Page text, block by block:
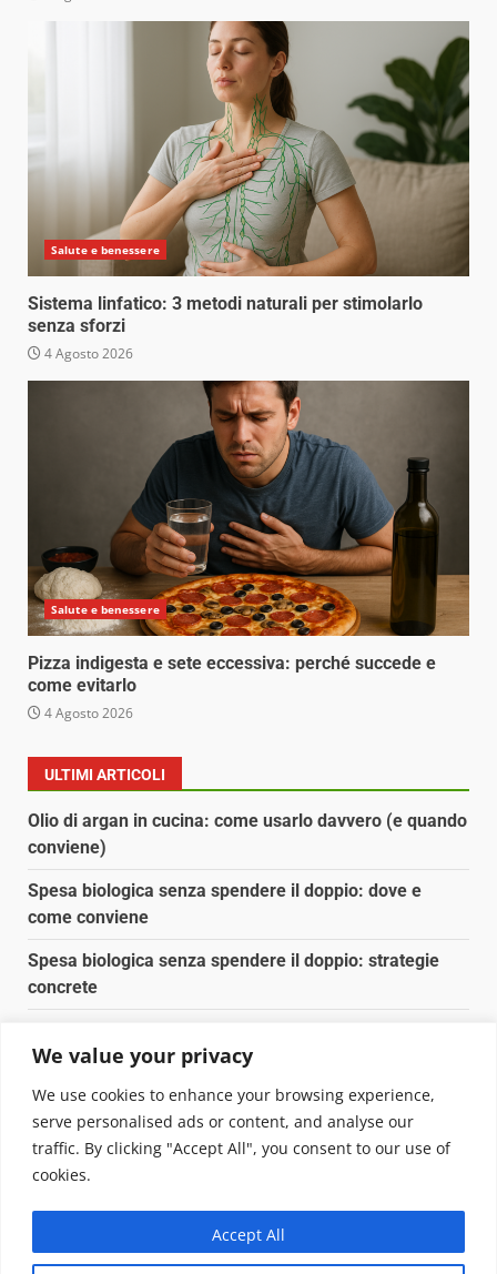
We value your privacy
We use cookies to enhance your browsing experience,
serve personalised ads or content, and analyse our
traffic. By clicking "Accept All", you consent to our use of
cookies.
Accept All
Salute e benessere
Sistema linfatico: 3 metodi naturali per stimolarlo
senza sforzi
4 Agosto 2026
Salute e benessere
Pizza indigesta e sete eccessiva: perché succede e
come evitarlo
4 Agosto 2026
ULTIMI ARTICOLI
Olio di argan in cucina: come usarlo davvero (e quando
conviene)
Spesa biologica senza spendere il doppio: dove e
come conviene
Spesa biologica senza spendere il doppio: strategie
concrete
Pulizia naturale della casa: 3 ingredienti che
sostituiscono 10 prodotti chimici
Copyright © 2025 Biopianeta.it proprietà di Jws Media
Questo blog non è una testata giornalistica, in quanto
viene aggiornato senza alcuna periodicità. Non può